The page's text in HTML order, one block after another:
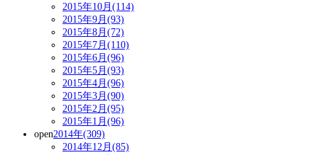
2015年10月(114)
2015年9月(93)
2015年8月(72)
2015年7月(110)
2015年6月(96)
2015年5月(93)
2015年4月(96)
2015年3月(90)
2015年2月(95)
2015年1月(96)
open2014年(309)
2014年12月(85)